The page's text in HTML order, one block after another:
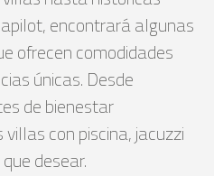
encontrará algunas
ofrecen comodidades
únicas. Desde
de bienestar
con piscina, jacuzzi
desear.